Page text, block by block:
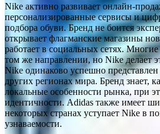
Nike активно развивает онлайн-
персонализированные сервисы и
подбора обуви. Бренд не боится
открывает флагманские магазины
работает в социальных сетях.
том же направлении, но Nike делает
Nike одинаково успешно
других регионах мира. Бренд знает,
локальные особенности рынка, при
идентичности. Adidas также имеет
некоторых странах уступает Nike в
узнаваемости.